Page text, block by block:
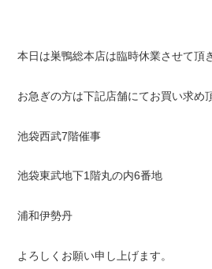
本日は巣鴨総本店は臨時休業させて頂
お急ぎの方は下記店舗にてお買い求め
池袋西武7階催事
池袋東武地下1階丸の内6番地
浦和伊勢丹
よろしくお願い申し上げます。